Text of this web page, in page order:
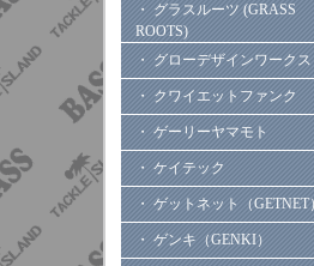
・ グラスルーツ (GRASS
ROOTS)
・ グローデザインワークス
・ クワイエットファンク
・ ゲーリーヤマモト
・ ケイテック
・ ゲットネット（GETNET
・ ゲンキ（GENKI）